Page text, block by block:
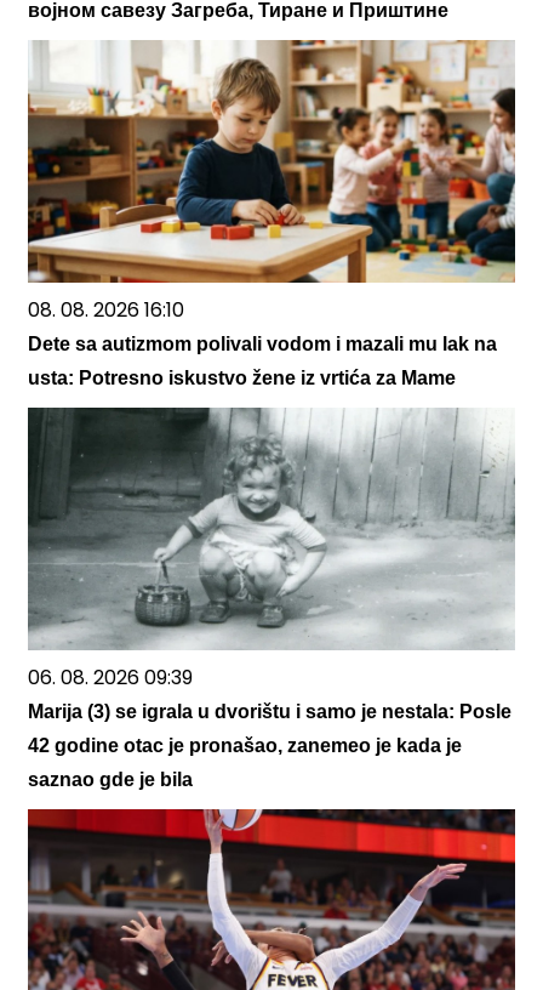
војном савезу Загреба, Тиране и Приштине
08. 08. 2026 16:10
Dete sa autizmom polivali vodom i mazali mu lak na
usta: Potresno iskustvo žene iz vrtića za Mame
06. 08. 2026 09:39
Marija (3) se igrala u dvorištu i samo je nestala: Posle
42 godine otac je pronašao, zanemeo je kada je
saznao gde je bila